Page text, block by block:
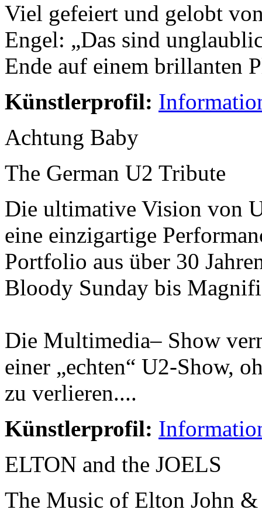
Viel gefeiert und gelobt
Engel: „Das sind
Ende auf einem brillanten
Künstlerprofil:
Achtung Baby
The German U2 Tribute
Die ultimative Vision von
eine einzigartige
Portfolio aus über 30
Bloody Sunday bis
Die Multimedia– Show
einer „echten“ U2-Show,
zu verlieren....
Künstlerprofil:
ELTON and the JOELS
The Music of Elton John